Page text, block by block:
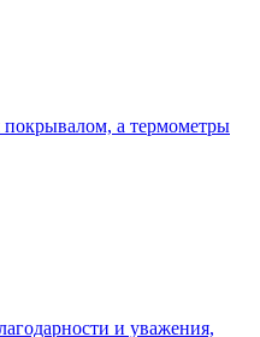
покрывалом, а термометры
и уважения,